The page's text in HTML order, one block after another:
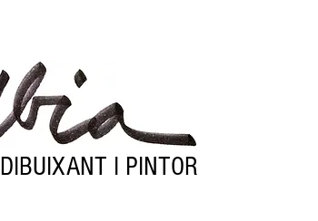
DIBUIXANT I PINTOR